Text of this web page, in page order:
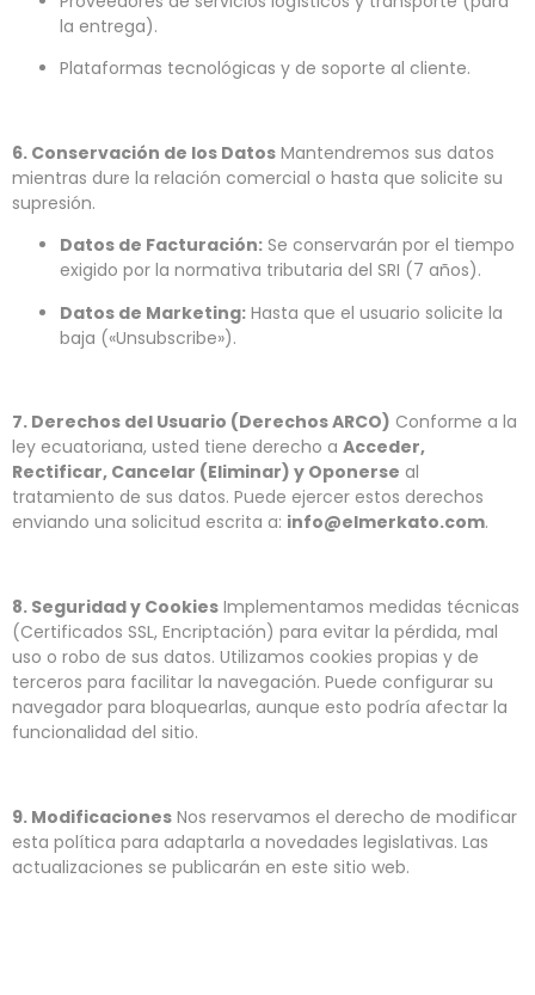
la entrega).
Plataformas tecnológicas y de soporte al cliente.
6. Conservación de los Datos Mantendremos sus datos
mientras dure la relación comercial o hasta que solicite su
supresión.
Datos de Facturación: Se conservarán por el tiempo
exigido por la normativa tributaria del SRI (7 años).
Datos de Marketing: Hasta que el usuario solicite la
baja («Unsubscribe»).
7. Derechos del Usuario (Derechos ARCO) Conforme a la
ley ecuatoriana, usted tiene derecho a Acceder,
Rectificar, Cancelar (Eliminar) y Oponerse al
tratamiento de sus datos. Puede ejercer estos derechos
enviando una solicitud escrita a: info@elmerkato.com.
8. Seguridad y Cookies Implementamos medidas técnicas
(Certificados SSL, Encriptación) para evitar la pérdida, mal
uso o robo de sus datos. Utilizamos cookies propias y de
terceros para facilitar la navegación. Puede configurar su
navegador para bloquearlas, aunque esto podría afectar la
funcionalidad del sitio.
9. Modificaciones Nos reservamos el derecho de modificar
esta política para adaptarla a novedades legislativas. Las
actualizaciones se publicarán en este sitio web.